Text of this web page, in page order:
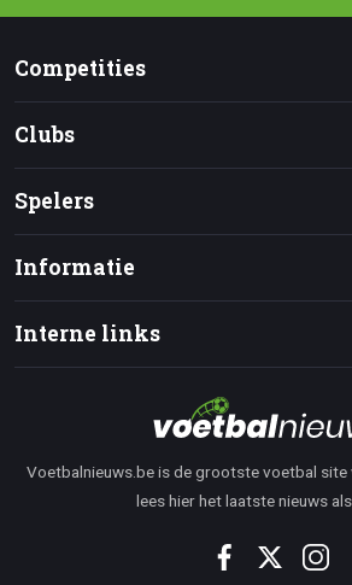
Competities
Clubs
Spelers
Informatie
Interne links
Voetbalnieuws.be is de grootste voetbal site
lees hier het laatste nieuws